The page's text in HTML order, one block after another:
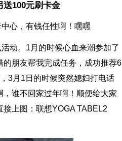
送100元刷卡金
心，有钱任性啊！嘿嘿
动。1月的时候心血来潮参加了
朋友帮我完成任务，成功推荐6
3月1日的时候突然媳妇打电话
谁不回家过年啊！顺便给大家
上图：联想YOGA TABEL2